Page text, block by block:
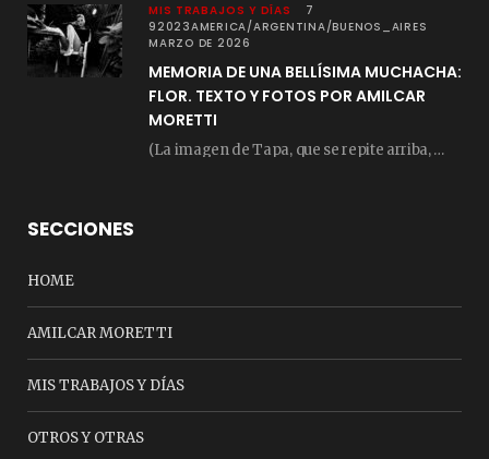
MIS TRABAJOS Y DÍAS
7
92023AMERICA/ARGENTINA/BUENOS_AIRES
MARZO DE 2026
MEMORIA DE UNA BELLÍSIMA MUCHACHA:
FLOR. TEXTO Y FOTOS POR AMILCAR
MORETTI
(La imagen de Tapa, que se repite arriba, fue compuesta por Amilcar Moretti el viernes…
SECCIONES
HOME
AMILCAR MORETTI
MIS TRABAJOS Y DÍAS
OTROS Y OTRAS